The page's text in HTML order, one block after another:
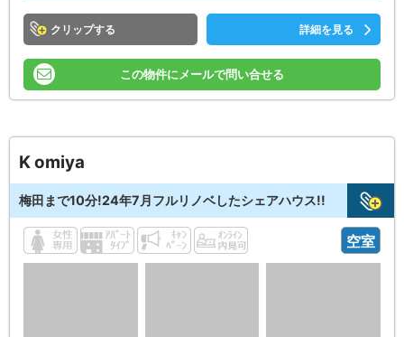
クリップ 詳細を見る
この物件にメールで問い合せる
K omiya
梅田まで10分!24年7月フルリノベしたシェアハウス!!
空室